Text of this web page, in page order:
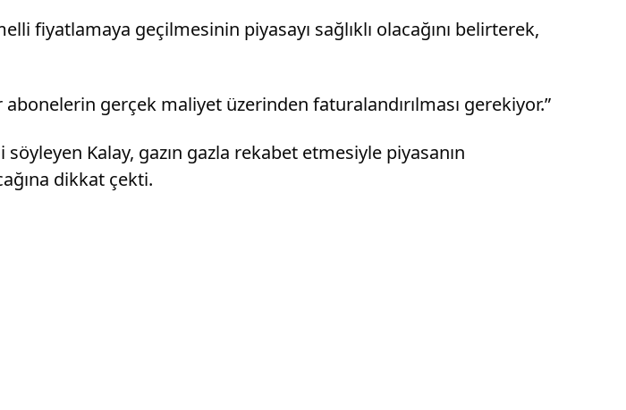
fiyatlamaya geçilmesinin piyasayı sağlıklı olacağını belirterek,
gerçek maliyet üzerinden faturalandırılması gerekiyor.”
Kalay, gazın gazla rekabet etmesiyle piyasanın
dikkat çekti.